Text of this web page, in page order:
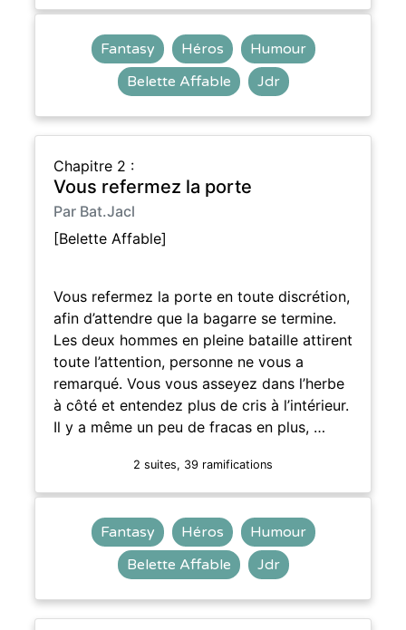
Fantasy Héros
Humour
Belette Affable
Jdr
Chapitre 2 :
Vous refermez la porte
Par Bat.Jacl
[Belette Affable]
Vous refermez la porte en toute discrétion,
afin d’attendre que la bagarre se termine.
Les deux hommes en pleine bataille attirent
toute l’attention, personne ne vous a
remarqué. Vous vous asseyez dans l’herbe
à côté et entendez plus de cris à l’intérieur.
Il y a même un peu de fracas en plus, …
2 suites, 39 ramifications
Fantasy Héros
Humour
Belette Affable
Jdr